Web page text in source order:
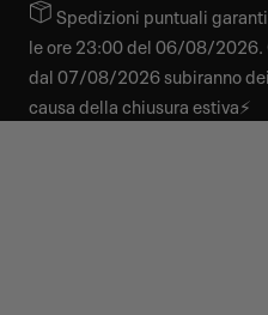
CONTENUTOSpedizioni puntuali
le ore 23:00 del 06/08/
dal 07/08/2026 subiranno
causa della chiusura estiva⚡